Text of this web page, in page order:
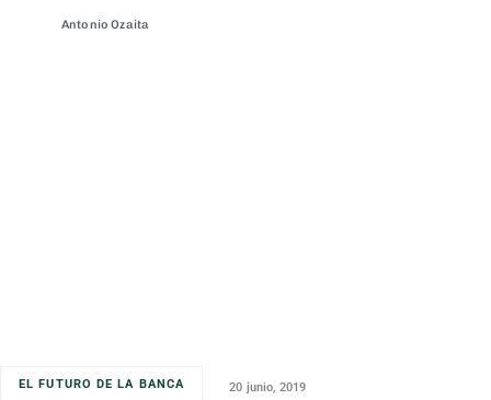
Antonio Ozaita
EL FUTURO DE LA BANCA 20 junio, 2019